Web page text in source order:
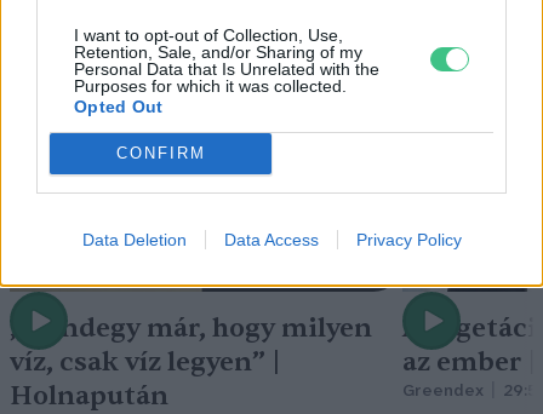
I want to opt-out of Collection, Use,
Retention, Sale, and/or Sharing of my
Personal Data that Is Unrelated with the
Purposes for which it was collected.
Opted Out
CONFIRM
Data Deletion Data Access Privacy Policy
Holnapután
„Mindegy már, hogy milyen
víz, csak víz legyen” |
Holnapután
A
az ember
Greendex